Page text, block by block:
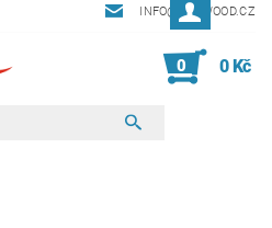
INFO@PERWOOD.CZ
0 0 Kč